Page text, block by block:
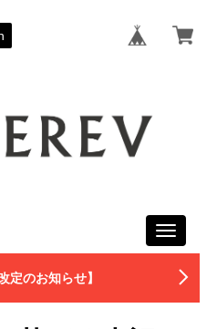
Toggle
定のお知らせ】